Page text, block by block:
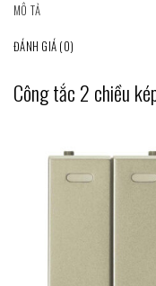
MÔ TẢ
ĐÁNH GIÁ (0)
Công tắc 2 chiều